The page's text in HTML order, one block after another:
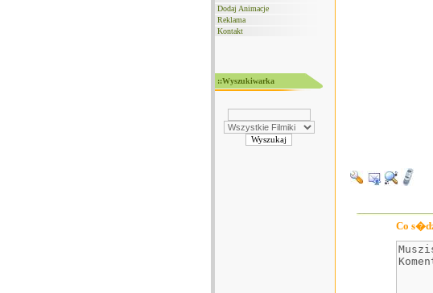
Dodaj Animacje
Reklama
Kontakt
::Wyszukiwarka
Co